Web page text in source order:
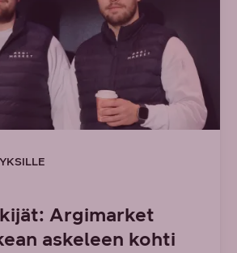
Argimarket
askeleen kohti